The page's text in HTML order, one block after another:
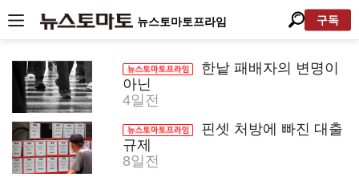
뉴스토마토프라임 구독
한낱 패배자의 변명이
아닌
4일전
핀셋 처방에 빠진 대출
규제
8일전